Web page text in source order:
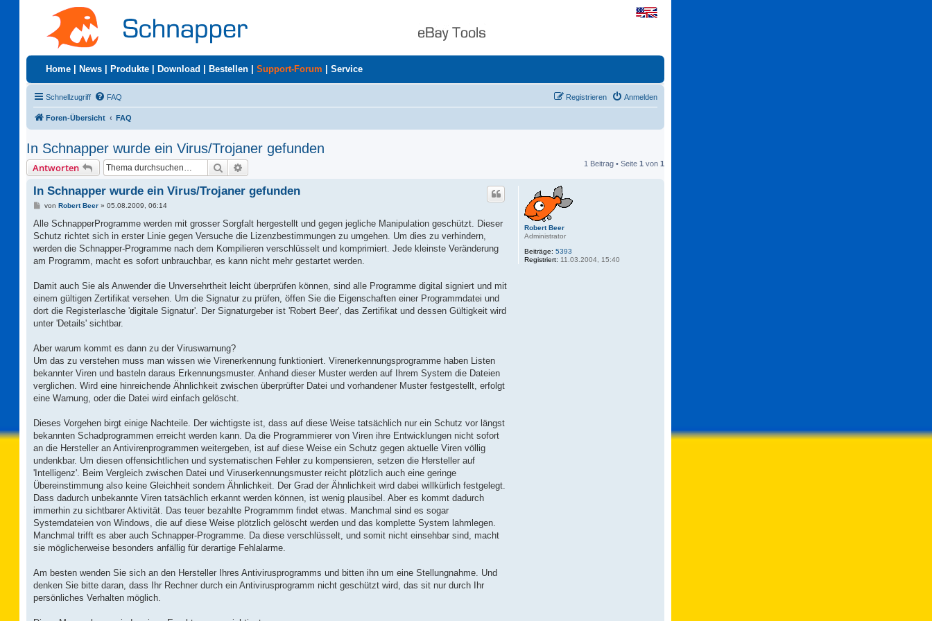
Home News Produkte Download Bestellen Support-Forum Service
Schnellzugriff FAQ Anmelden
Registrieren
Foren-Übersicht FAQ
In Schnapper wurde ein Virus/Trojaner gefunden
Antworten Suche 1 Beitrag • Seite 1 von 1
Robert Beer
Administrator
Beiträge: 5393
Registriert: 11.03.2004, 15:40
In Schnapper wurde ein Virus/Trojaner gefunden
B
i
r
a
von Robert Beer» 05.08.2009, 06:14
Alle SchnapperProgramme werden mit grosser Sorgfalt hergestellt und gegen jegliche Manipulation geschützt. Dieser
Schutz richtet sich in erster Linie gegen Versuche die Lizenzbestimmungen zu umgehen. Um dies zu verhindern,
werden die Schnapper-Programme nach dem Kompilieren verschlüsselt und komprimiert. Jede kleinste Veränderung
am Programm, macht es sofort unbrauchbar, es kann nicht mehr gestartet werden.
Damit auch Sie als Anwender die Unversehrtheit leicht überprüfen können, sind alle Programme digital signiert und mit
einem gültigen Zertifikat versehen. Um die Signatur zu prüfen, öffen Sie die Eigenschaften einer Programmdatei und
dort die Registerlasche 'digitale Signatur'. Der Signaturgeber ist 'Robert Beer', das Zertifikat und dessen Gültigkeit wird
unter 'Details' sichtbar.
Aber warum kommt es dann zu der Viruswarnung?
Um das zu verstehen muss man wissen wie Virenerkennung funktioniert. Virenerkennungsprogramme haben Listen
bekannter Viren und basteln daraus Erkennungsmuster. Anhand dieser Muster werden auf Ihrem System die Dateien
verglichen. Wird eine hinreichende Ähnlichkeit zwischen überprüfter Datei und vorhandener Muster festgestellt, erfolgt
eine Warnung, oder die Datei wird einfach gelöscht.
Dieses Vorgehen birgt einige Nachteile. Der wichtigste ist, dass auf diese Weise tatsächlich nur ein Schutz vor längst
bekannten Schadprogrammen erreicht werden kann. Da die Programmierer von Viren ihre Entwicklungen nicht sofort
an die Hersteller an Antivirenprogrammen weitergeben, ist auf diese Weise ein Schutz gegen aktuelle Viren völlig
undenkbar. Um diesen offensichtlichen und systematischen Fehler zu kompensieren, setzen die Hersteller auf
'Intelligenz'. Beim Vergleich zwischen Datei und Viruserkennungsmuster reicht plötzlich auch eine geringe
Übereinstimmung also keine Gleichheit sondern Ähnlichkeit. Der Grad der Ähnlichkeit wird dabei willkürlich festgelegt.
Dass dadurch unbekannte Viren tatsächlich erkannt werden können, ist wenig plausibel. Aber es kommt dadurch
immerhin zu sichtbarer Aktivität. Das teuer bezahlte Programmm findet etwas. Manchmal sind es sogar
Systemdateien von Windows, die auf diese Weise plötzlich gelöscht werden und das komplette System lahmlegen.
Manchmal trifft es aber auch Schnapper-Programme. Da diese verschlüsselt, und somit nicht einsehbar sind, macht
sie möglicherweise besonders anfällig für derartige Fehlalarme.
Am besten wenden Sie sich an den Hersteller Ihres Antivirusprogramms und bitten ihn um eine Stellungnahme. Und
denken Sie bitte daran, dass Ihr Rechner durch ein Antivirusprogramm nicht geschützt wird, das sit nur durch Ihr
persönliches Verhalten möglich.